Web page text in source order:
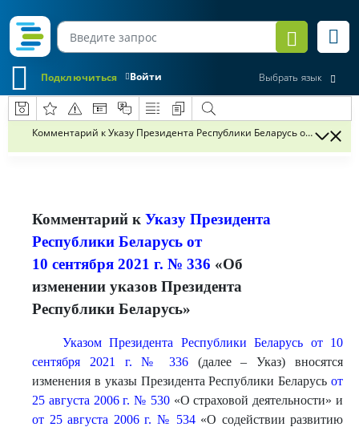
Войти
Подключиться Выбрать язык
Комментарий к Указу Президента Республики Беларусь от 10
Комментарий к Указу Президента
Республики Беларусь от
10 сентября 2021 г. № 336 «Об
изменении указов Президента
Республики Беларусь»
Указом Президента Республики Беларусь от 10
сентября 2021 г. № 336(далее – Указ) вносятся
изменения в указы Президента Республики Беларусь от
25 августа 2006 г. № 530«О страховой деятельности» и
от 25 августа 2006 г. № 534«О содействии развитию